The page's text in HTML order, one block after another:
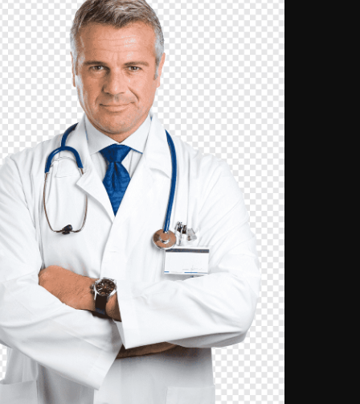
•
Рынок онлайн-услуг растет
невероятными темпами
(30% в год) , а сфера
профессиональных онлайн-
агентств практически не
занята
В связи с кризисом все
компании начинают
переходить в онлайн, а
значит им нужны услуги
удаленных специалистов